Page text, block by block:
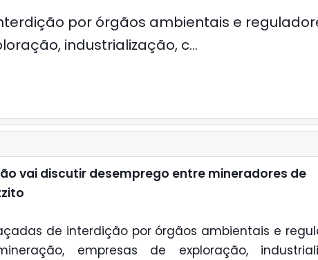
por órgãos ambientais e
industrialização, c...
vai discutir desemprego entre mineradores de
de interdição por órgãos ambientais e
empresas de exploração,